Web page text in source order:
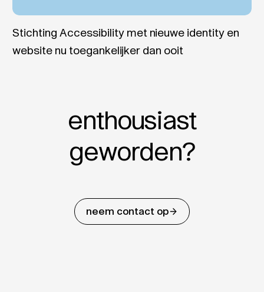
Stichting Accessibility met nieuwe identity en
website nu toegankelijker dan ooit
enthousiast
geworden?
neem contact op